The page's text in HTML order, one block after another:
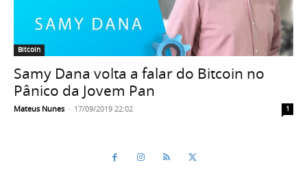
Bitcoin
Samy Dana volta a falar do Bitcoin no
Pânico da Jovem Pan
Mateus Nunes - 17/09/2019 22:02 1